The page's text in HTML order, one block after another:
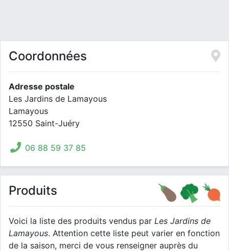
Coordonnées
Adresse postale
Les Jardins de Lamayous
Lamayous
12550 Saint-Juéry
06 88 59 37 85
Produits
Voici la liste des produits vendus par Les Jardins de
Lamayous. Attention cette liste peut varier en fonction
de la saison, merci de vous renseigner auprès du